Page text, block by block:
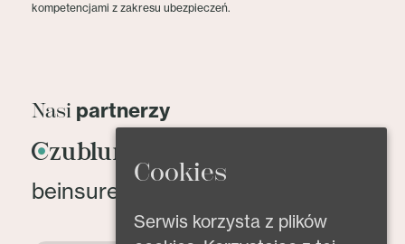
kompetencjami z zakresu ubezpieczeń.
Nasi partnerzy
beinsured@beinsured.pl
Cookies
Serwis korzysta z plików